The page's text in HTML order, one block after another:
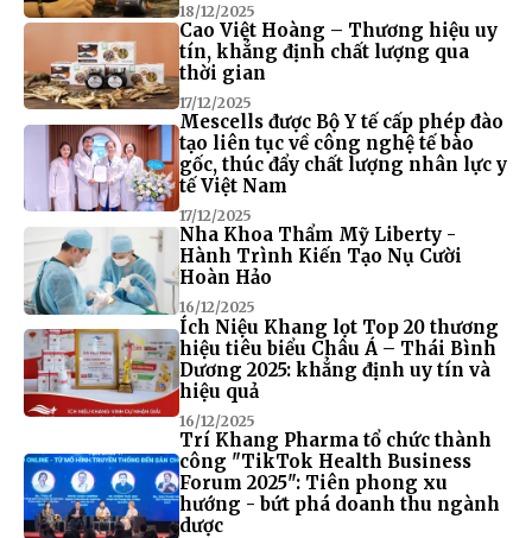
18/12/2025
Cao Việt Hoàng – Thương hiệu uy
tín, khẳng định chất lượng qua
thời gian
17/12/2025
Mescells được Bộ Y tế cấp phép đào
tạo liên tục về công nghệ tế bào
gốc, thúc đẩy chất lượng nhân lực y
tế Việt Nam
17/12/2025
Nha Khoa Thẩm Mỹ Liberty -
Hành Trình Kiến Tạo Nụ Cười
Hoàn Hảo
16/12/2025
Ích Niệu Khang lọt Top 20 thương
hiệu tiêu biểu Châu Á – Thái Bình
Dương 2025: khẳng định uy tín và
hiệu quả
16/12/2025
Trí Khang Pharma tổ chức thành
công "TikTok Health Business
Forum 2025": Tiên phong xu
hướng - bứt phá doanh thu ngành
dược